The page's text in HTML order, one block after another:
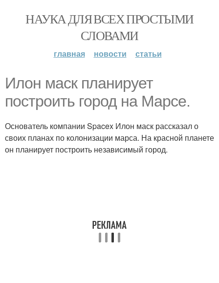
НАУКА ДЛЯ ВСЕХ ПРОСТЫМИ
СЛОВАМИ
главная новости статьи
Илон маск планирует
построить город на Марсе.
Основатель компании Spacex Илон маск рассказал о
своих планах по колонизации марса. На красной планете
он планирует построить независимый город.